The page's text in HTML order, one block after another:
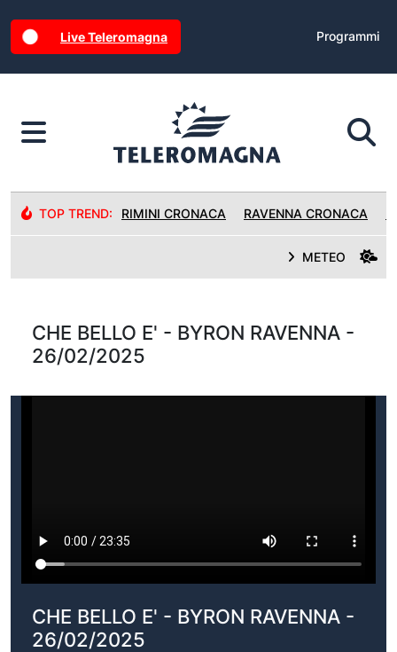
Live Teleromagna Programmi
TOP TREND: RIMINI CRONACA RAVENNA CRONACA
METEO
CHE BELLO E' - BYRON RAVENNA -
26/02/2025
CHE BELLO E' - BYRON RAVENNA -
26/02/2025